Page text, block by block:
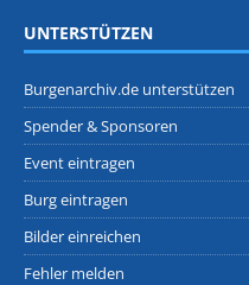
UNTERSTÜTZEN
Burgenarchiv.de unterstützen
Spender & Sponsoren
Event eintragen
Burg eintragen
Bilder einreichen
Fehler melden